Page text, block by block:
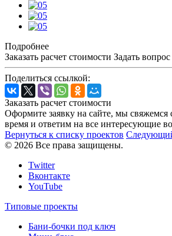
Подробнее
Заказать расчет стоимости Задать вопрос
Поделиться ссылкой:
Заказать расчет стоимости
Оформите заявку на сайте, мы
время и ответим на все интересующие
Вернуться к списку проектов
© 2026 Все права защищены.
Twitter
Вконтакте
YouTube
Типовые проекты
Бани-бочки под ключ